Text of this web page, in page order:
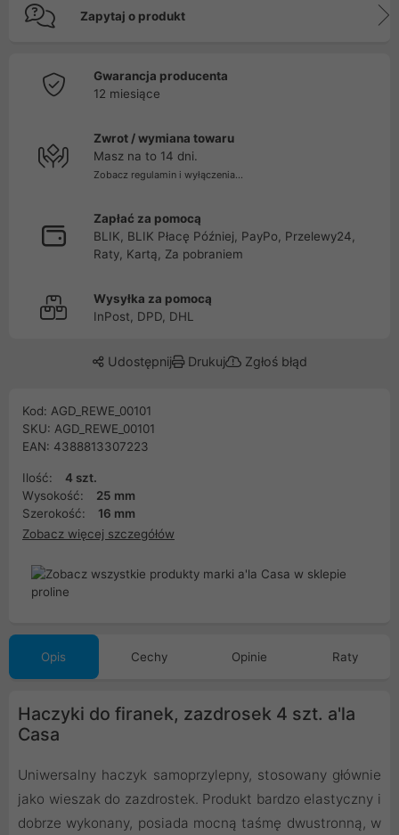
Zapytaj o produkt
Gwarancja producenta
12 miesiące
Zwrot / wymiana towaru
Masz na to 14 dni.
Zobacz regulamin i wyłączenia...
Zapłać za pomocą
BLIK, BLIK Płacę Później, PayPo, Przelewy24,
Raty, Kartą, Za pobraniem
Wysyłka za pomocą
InPost, DPD, DHL
Udostępnij Drukuj Zgłoś błąd
Kod: AGD_REWE_00101
SKU: AGD_REWE_00101
EAN: 4388813307223
Ilość:
4 szt.
Wysokość:
25 mm
Szerokość:
16 mm
Zobacz więcej szczegółów
Opis Cechy Opinie Raty
Haczyki do firanek, zazdrosek 4 szt. a'la
Casa
Uniwersalny haczyk samoprzylepny, stosowany głównie
jako wieszak do zazdrostek. Produkt bardzo elastyczny i
dobrze wykonany, posiada mocną taśmę dwustronną, w